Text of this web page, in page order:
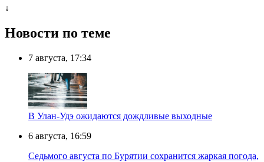
↓
Новости по теме
7 августа, 17:34
В Улан-Удэ ожидаются дождливые выходные
6 августа, 16:59
Седьмого августа по Бурятии сохранится жаркая погода,